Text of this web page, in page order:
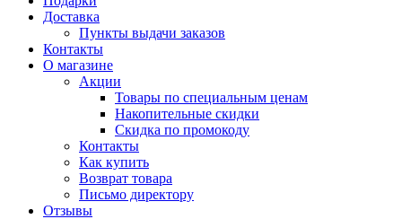
Доставка
Пункты выдачи заказов
Контакты
О магазине
Акции
Товары по специальным ценам
Накопительные скидки
Скидка по промокоду
Контакты
Как купить
Возврат товара
Письмо директору
Отзывы